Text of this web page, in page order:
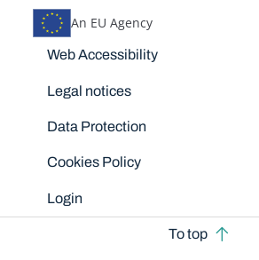
An EU Agency
Disclaimers
Web Accessibility
Legal notices
Data Protection
Cookies Policy
Login
To top